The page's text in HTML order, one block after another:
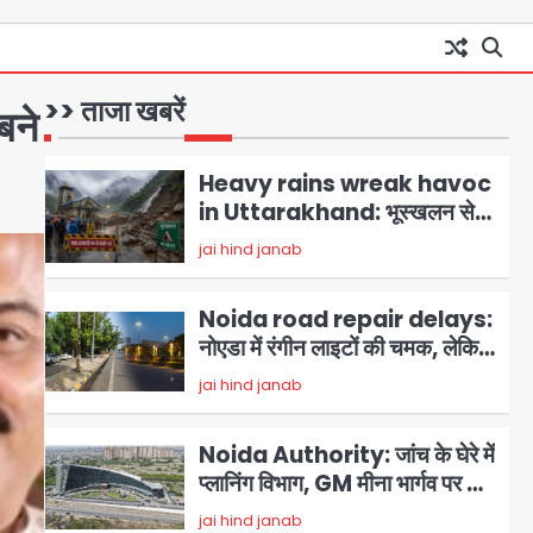
>> ताजा खबरें
Noida Airport Elevated
Expressway: 50 किमी लंबे
एलिवेटेड एक्सप्रेसवे से दिल्ली-
4000 करोड़ रुपये की लागत से बनेगा
2
in Uttarakhand: भूस्खलन से
यमुनोत्री, केदारनाथ और सिमली-
ग्वालदम हाईवे बंद, चमोली-उत्तरकाशी
में श्रद्धालु फंसे, नदियां खतरे के निशान
jai hind janab
3
Noida road repair delays:
नोएडा में रंगीन लाइटों की चमक, लेकिन
सड़कें अभी भी उखड़ी: प्राधिकरण के
सौंदर्यीकरण बनाम आम आदमी की
परेशानी
jai hind janab
4
Noida Authority: जांच के घेरे में
प्लानिंग विभाग, GM मीना भार्गव पर उठ
रहे सवाल, कार्रवाई में देरी पर भी चर्चा
तेज
jai hind janab